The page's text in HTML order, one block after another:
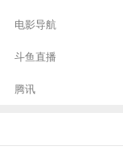
电影导航
斗鱼直播
腾讯